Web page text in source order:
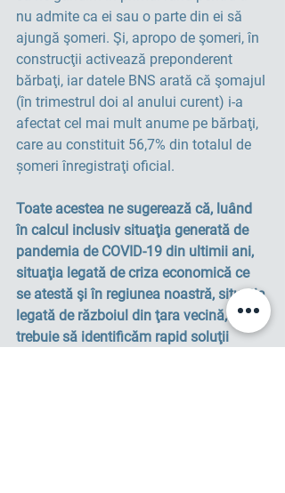
nu admite ca ei sau o parte din ei să
ajungă şomeri. Şi, apropo de şomeri, în
construcţii activează preponderent
bărbaţi, iar datele BNS arată că şomajul
(în trimestrul doi al anului curent) i-a
afectat cel mai mult anume pe bărbaţi,
care au constituit 56,7% din totalul de
șomeri înregistraţi oficial.
Toate acestea ne sugerează că, luând
în calcul inclusiv situaţia generată de
pandemia de COVID-19 din ultimii ani,
situaţia legată de criza economică ce
se atestă şi în regiunea noastră, situaţia
legată de războiul din ţara vecină,
trebuie să identificăm rapid soluţii